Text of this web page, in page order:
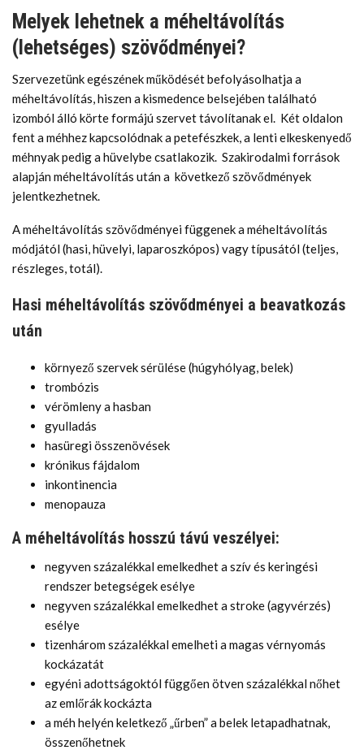
Melyek lehetnek a méheltávolítás
(lehetséges) szövődményei?
Szervezetünk egészének működését befolyásolhatja a
méheltávolítás, hiszen a kismedence belsejében található
izomból álló körte formájú szervet távolítanak el. Két oldalon
fent a méhhez kapcsolódnak a petefészkek, a lenti elkeskenyedő
méhnyak pedig a hüvelybe csatlakozik. Szakirodalmi források
alapján méheltávolítás után a következő szövődmények
jelentkezhetnek.
A méheltávolítás szövődményei függenek a méheltávolítás
módjától (hasi, hüvelyi, laparoszkópos) vagy típusától (teljes,
részleges, totál).
Hasi méheltávolítás szövődményei a beavatkozás
után
környező szervek sérülése (húgyhólyag, belek)
trombózis
vérömleny a hasban
gyulladás
hasüregi összenövések
krónikus fájdalom
inkontinencia
menopauza
A méheltávolítás hosszú távú veszélyei:
negyven százalékkal emelkedhet a szív és keringési
rendszer betegségek esélye
negyven százalékkal emelkedhet a stroke (agyvérzés)
esélye
tizenhárom százalékkal emelheti a magas vérnyomás
kockázatát
egyéni adottságoktól függően ötven százalékkal nőhet
az emlőrák kockázta
a méh helyén keletkező „űrben” a belek letapadhatnak,
összenőhetnek